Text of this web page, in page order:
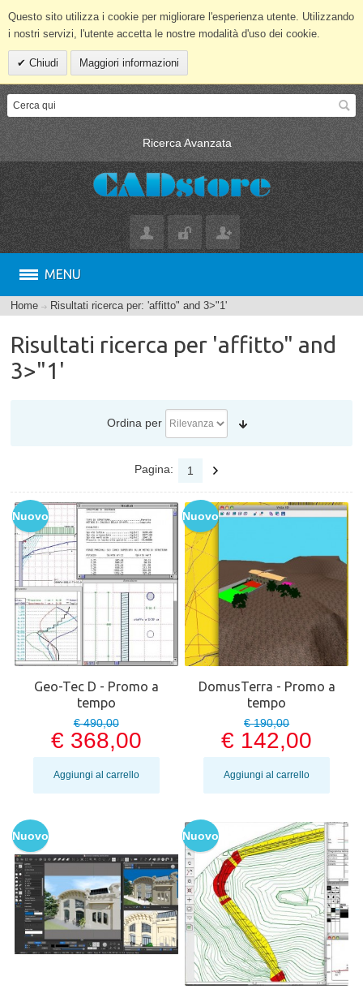
Questo sito utilizza i cookie per migliorare l'esperienza utente. Utilizzando
i nostri servizi, l'utente accetta le nostre modalità d'uso dei cookie.
Chiudi Maggiori informazioni
Ricerca Avanzata
MENU
Home Risultati ricerca per: 'affitto" and 3>"1'
Risultati ricerca per 'affitto" and
3>"1'
Ordina per
Pagina: 1
Nuovo
Geo-Tec D - Promo a
tempo
€ 490,00
€ 368,00
Aggiungi al carrello
Nuovo
DomusTerra - Promo a
tempo
€ 190,00
€ 142,00
Aggiungi al carrello
Nuovo Nuovo